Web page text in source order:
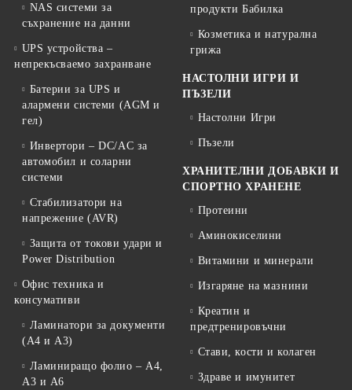
NAS системи за
съхранение на данни
UPS устройства –
непрекъсваемо захранване
Батерии за UPS и
алармени системи (AGM и
гел)
Инвертори – DC/AC за
автомобил и соларни
системи
Стабилизатори на
напрежение (AVR)
Защита от токови удари и
Power Distribution
Офис техника и
консумативи
Ламинатори за документи
(A4 и A3)
Ламиниращо фолио – A4,
A3 и A6
продукти Бабилка
Козметика и натурална
грижа
НАСТОЛНИ ИГРИ И
ПЪЗЕЛИ
Настолни Игри
Пъзели
ХРАНИТЕЛНИ ДОБАВКИ И
СПОРТНО ХРАНЕНЕ
Протеини
Аминокиселини
Витамини и минерали
Изгаряне на мазнини
Креатин и
предтренировъчни
Стави, кости и колаген
Здраве и имунитет